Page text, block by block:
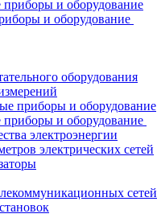
и оборудование
оборудования
и оборудование
электроэнергии
электрических сетей
сетей